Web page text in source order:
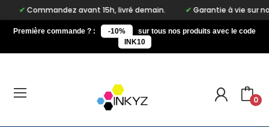
avant 15h, livré demain. Garantie à vie sur notre
Première commande ? : -10%
sur tous nos produits avec le code
INK10
0